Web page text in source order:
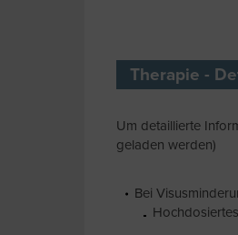
Therapie -
Um detaillierte
geladen werden)
Bei